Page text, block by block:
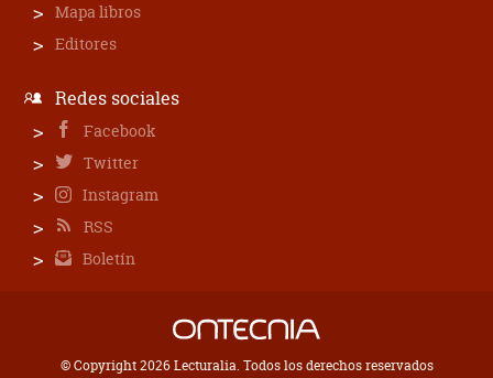
Mapa libros
Editores
Redes sociales
Facebook
Twitter
Instagram
RSS
Boletín
© Copyright 2026 Lecturalia. Todos los derechos reservados